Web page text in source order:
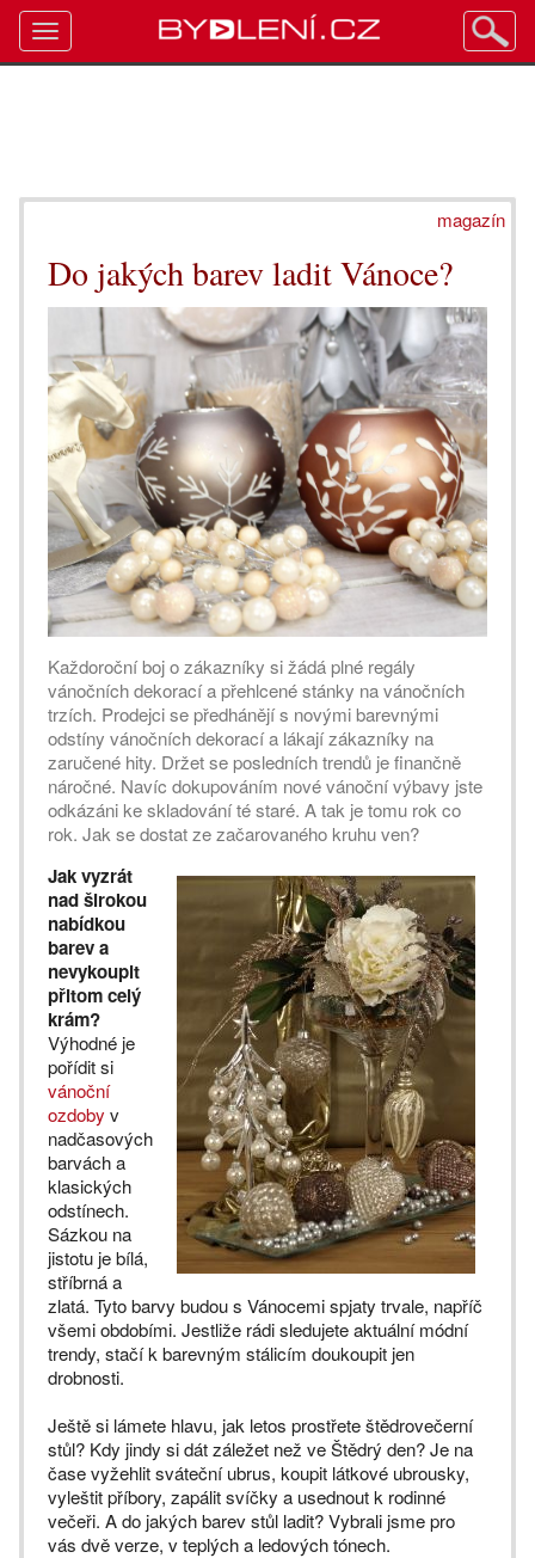
magazín
Do jakých barev ladit Vánoce?
Každoroční boj o zákazníky si žádá plné regály
vánočních dekorací a přehlcené stánky na vánočních
trzích. Prodejci se předhánějí s novými barevnými
odstíny vánočních dekorací a lákají zákazníky na
zaručené hity. Držet se posledních trendů je finančně
náročné. Navíc dokupováním nové vánoční výbavy jste
odkázáni ke skladování té staré. A tak je tomu rok co
rok. Jak se dostat ze začarovaného kruhu ven?
Jak vyzrát
nad širokou
nabídkou
barev a
nevykoupit
přitom celý
krám?
Výhodné je
pořídit si
vánoční
ozdoby v
nadčasových
barvách a
klasických
odstínech.
Sázkou na
jistotu je bílá,
stříbrná a
zlatá. Tyto barvy budou s Vánocemi spjaty trvale, napříč
všemi obdobími. Jestliže rádi sledujete aktuální módní
trendy, stačí k barevným stálicím doukoupit jen
drobnosti.
Ještě si lámete hlavu, jak letos prostřete štědrovečerní
stůl? Kdy jindy si dát záležet než ve Štědrý den? Je na
čase vyžehlit sváteční ubrus, koupit látkové ubrousky,
vyleštit příbory, zapálit svíčky a usednout k rodinné
večeři. A do jakých barev stůl ladit? Vybrali jsme pro
vás dvě verze, v teplých a ledových tónech.
Toggle
navigation